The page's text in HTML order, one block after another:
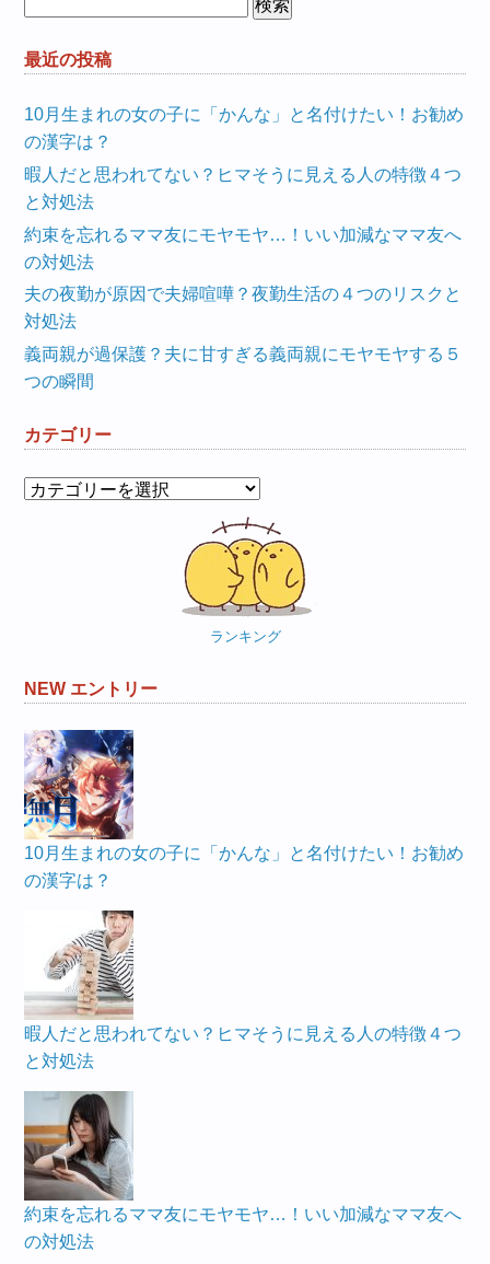
最近の投稿
10月生まれの女の子に「かんな」と名付けたい！お勧め
の漢字は？
暇人だと思われてない？ヒマそうに見える人の特徴４つ
と対処法
約束を忘れるママ友にモヤモヤ…！いい加減なママ友へ
の対処法
夫の夜勤が原因で夫婦喧嘩？夜勤生活の４つのリスクと
対処法
義両親が過保護？夫に甘すぎる義両親にモヤモヤする５
つの瞬間
カテゴリー
カ
ランキング
NEW エントリー
10月生まれの女の子に「かんな」と名付けたい！お勧め
の漢字は？
暇人だと思われてない？ヒマそうに見える人の特徴４つ
と対処法
約束を忘れるママ友にモヤモヤ…！いい加減なママ友へ
の対処法